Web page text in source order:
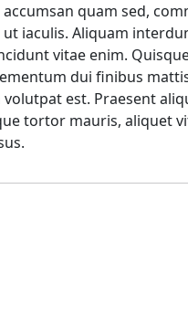
quam sed,
iaculis. Aliquam
vitae enim.
dui finibus
est. Praesent
tortor mauris, aliquet